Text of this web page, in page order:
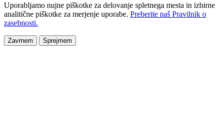
Uporabljamo nujne piškotke za delovanje spletnega mesta in izbirne
analitične piškotke za merjenje uporabe. Preberite naš Pravilnik o
zasebnosti.
Zavrnem Sprejmem